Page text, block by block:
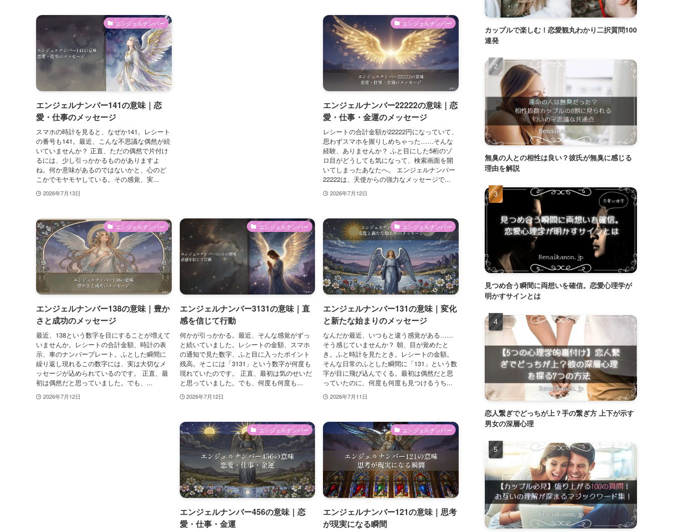
エンジェルナンバー
エンジェルナンバー141の意味｜恋
愛・仕事のメッセージ
スマホの時計を見ると、なぜか141。レシート
の番号も141。最近、こんな不思議な偶然が続
いていませんか？ 正直、ただの偶然で片付け
るには、少し引っかかるものがありますよ
ね。何か意味があるのではないかと、心のど
こかでモヤモヤしている。その感覚、実...
2026年7月13日
エンジェルナンバー
エンジェルナンバー22222の意味｜恋
愛・仕事・金運のメッセージ
レシートの合計金額が22222円になっていて、
思わずスマホを握りしめちゃった……そんな
経験、ありませんか？ ふと目にした5桁のゾ
ロ目がどうしても気になって、検索画面を開
いてしまったあなたへ。 エンジェルナンバー
22222は、天使からの強力なメッセージで...
2026年7月12日
エンジェルナンバー
エンジェルナンバー138の意味｜豊か
さと成功のメッセージ
最近、138という数字を目にすることが増えて
いませんか。レシートの合計金額、時計の表
示、車のナンバープレート。ふとした瞬間に
繰り返し現れるこの数字には、実は大切なメ
ッセージが込められているのです。 正直、最
初は偶然だと思っていました。でも、...
2026年7月12日
エンジェルナンバー
エンジェルナンバー3131の意味｜直
感を信じて行動
何かが引っかかる。最近、そんな感覚がずっ
と続いていました。レシートの金額、スマホ
の通知で見た数字、ふと目に入ったポイント
残高。そこには「3131」という数字が何度も
現れていたのです。 正直、最初は気のせいだ
と思っていました。でも、何度も何度も...
2026年7月12日
エンジェルナンバー
エンジェルナンバー131の意味｜変化
と新たな始まりのメッセージ
なんだか最近、いつもと違う感覚がある……
そう感じていませんか？ 朝、目が覚めたと
き。ふと時計を見たとき。レシートの金額。
そんな日常のふとした瞬間に「131」という数
字が目に飛び込んでくる。最初は偶然だと思
っていたのに、何度も何度も見つけるうち...
2026年7月11日
エンジェルナンバー
エンジェルナンバー456の意味｜恋
愛・仕事・金運
エンジェルナンバー
エンジェルナンバー121の意味｜思考
が現実になる瞬間
カップルで楽しむ！恋愛観丸わかり二択質問100
連発
無臭の人との相性は良い？彼氏が無臭に感じる
理由を解説
見つめ合う瞬間に両想いを確信。恋愛心理学が
明かすサインとは
恋人繋ぎでどっちが上？手の繋ぎ方 上下が示す
男女の深層心理